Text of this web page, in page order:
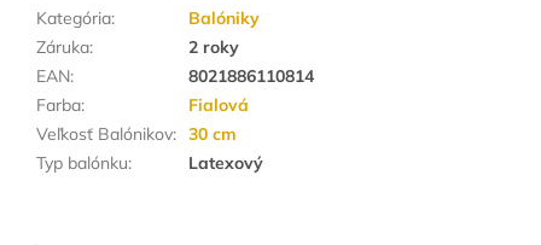
Kategória:
Balóniky
Záruka:
2 roky
EAN:
8021886110814
Farba:
Fialová
Veľkosť Balónikov: 30 cm
Typ balónku: Latexový